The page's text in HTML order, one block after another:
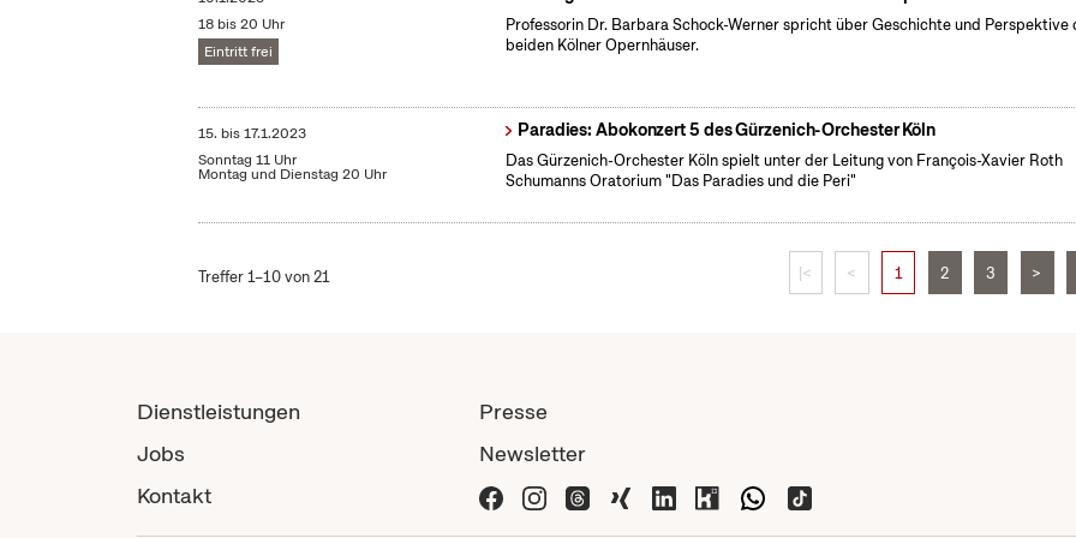
18 bis 20 Uhr
Eintritt frei
Professorin Dr. Barbara Schock-Werner spricht über Geschichte und Perspektive
beiden Kölner Opernhäuser.
15. bis17.1.2023
Sonntag 11 Uhr
Montag und Dienstag 20 Uhr
Paradies: Abokonzert 5 des Gürzenich-Orchester Köln
Das Gürzenich-Orchester Köln spielt unter der Leitung von François-Xavier Roth
Schumanns Oratorium "Das Paradies und die Peri"
Treffer 1–10 von 21 |< < 1 2 3 >
Dienstleistungen
Jobs
Kontakt
Presse
Newsletter